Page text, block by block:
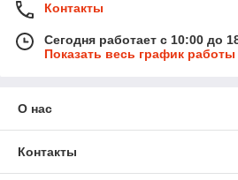
Контакты
Сегодня работает с 10:00 до
Показать весь график работы
О нас
Контакты